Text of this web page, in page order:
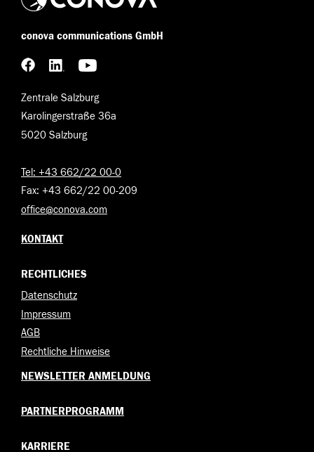
conova communications GmbH
Zentrale Salzburg
Karolingerstraße 36a
5020 Salzburg
Tel: +43 662/22 00-0
Fax: +43 662/22 00-209
office@conova.com
KONTAKT
RECHTLICHES
Datenschutz
Impressum
AGB
Rechtliche Hinweise
NEWSLETTER ANMELDUNG
PARTNERPROGRAMM
KARRIERE